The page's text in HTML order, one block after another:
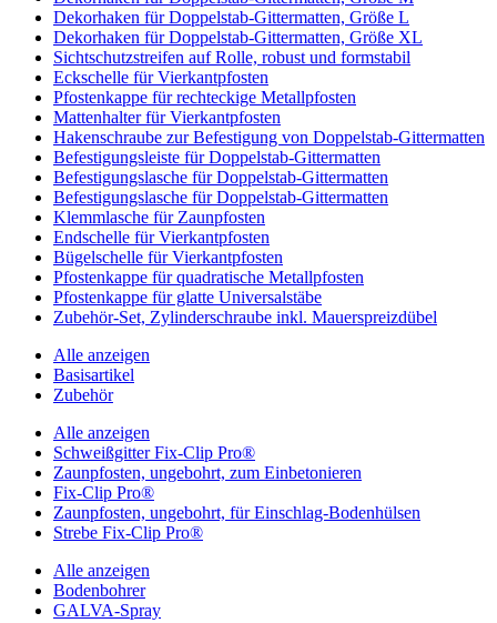
Dekorhaken für Doppelstab-Gittermatten, Größe L
Dekorhaken für Doppelstab-Gittermatten, Größe XL
Sichtschutzstreifen auf Rolle, robust und formstabil
Eckschelle für Vierkantpfosten
Pfostenkappe für rechteckige Metallpfosten
Mattenhalter für Vierkantpfosten
Hakenschraube zur Befestigung von Doppelstab-Gittermatten
Befestigungsleiste für Doppelstab-Gittermatten
Befestigungslasche für Doppelstab-Gittermatten
Befestigungslasche für Doppelstab-Gittermatten
Klemmlasche für Zaunpfosten
Endschelle für Vierkantpfosten
Bügelschelle für Vierkantpfosten
Pfostenkappe für quadratische Metallpfosten
Pfostenkappe für glatte Universalstäbe
Zubehör-Set, Zylinderschraube inkl. Mauerspreizdübel
Alle anzeigen
Basisartikel
Zubehör
Alle anzeigen
Schweißgitter Fix-Clip Pro®
Zaunpfosten, ungebohrt, zum Einbetonieren
Fix-Clip Pro®
Zaunpfosten, ungebohrt, für Einschlag-Bodenhülsen
Strebe Fix-Clip Pro®
Alle anzeigen
Bodenbohrer
GALVA-Spray